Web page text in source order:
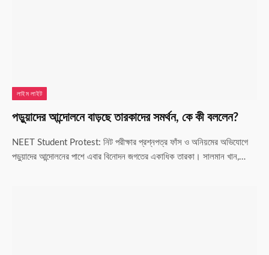
লাইম লাইট
পড়ুয়াদের আন্দোলনে বাড়ছে তারকাদের সমর্থন, কে কী বললেন?
NEET Student Protest: নিট পরীক্ষার প্রশ্নপত্র ফাঁস ও অনিয়মের অভিযোগে
পড়ুয়াদের আন্দোলনের পাশে এবার বিনোদন জগতের একাধিক তারকা। সালমান খান,…